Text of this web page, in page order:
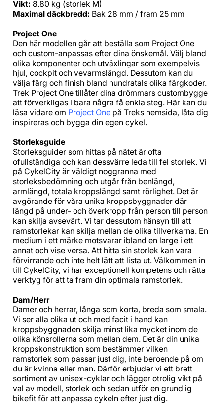
Vikt: 8.80 kg (storlek M)
Maximal däckbredd: Bak 28 mm / fram 25 mm
Project One
Den här modellen går att beställa som Project One
och custom-anpassas efter dina önskemål. Välj bland
olika komponenter och utväxlingar som exempelvis
hjul, cockpit och vevarmslängd. Dessutom kan du
välja färg och finish bland hundratals olika färgkoder.
Trek Project One tillåter dina drömmars custombygge
att förverkligas i bara några få enkla steg. Här kan du
läsa vidare om Project One på Treks hemsida, låta dig
inspireras och bygga din egen cykel.
Storleksguide
Storleksguider som hittas på nätet är ofta
ofullständiga och kan dessvärre leda till fel storlek. Vi
på CykelCity är väldigt noggranna med
storleksbedömning och utgår från benlängd,
armlängd, totala kroppslängd samt rörlighet. Det är
avgörande för våra unika kroppsbyggnader där
längd på under- och överkropp från person till person
kan skilja avsevärt. Vi tar dessutom hänsyn till att
ramstorlekar kan skilja mellan de olika tillverkarna. En
medium i ett märke motsvarar ibland en large i ett
annat och vise versa. Att hitta sin storlek kan vara
förvirrande och inte helt lätt att lista ut. Välkommen in
till CykelCity, vi har exceptionell kompetens och rätta
verktyg för att ta fram din optimala ramstorlek.
Dam/Herr
Damer och herrar, långa som korta, breda som smala.
Vi ser alla olika ut och med facit i hand kan
kroppsbyggnaden skilja minst lika mycket inom de
olika könsrollerna som mellan dem. Det är din unika
kroppskonstruktion som bestämmer vilken
ramstorlek som passar just dig, inte beroende på om
du är kvinna eller man. Därför erbjuder vi ett brett
sortiment av unisex-cyklar och lägger otrolig vikt på
val av modell, storlek och sedan utför en grundlig
bikefit för att anpassa cykeln efter just dig.